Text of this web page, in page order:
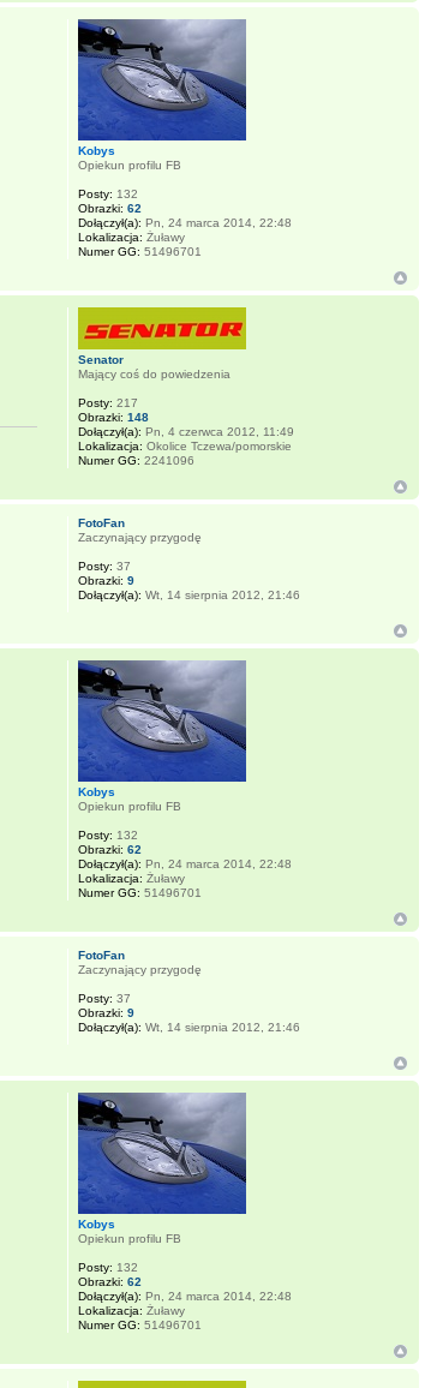
Kobys
Opiekun profilu FB
Posty: 132
Obrazki: 62
Dołączył(a): Pn, 24 marca 2014, 22:48
Lokalizacja: Żuławy
Numer GG: 51496701
Senator
Mający coś do powiedzenia
Posty: 217
Obrazki: 148
Dołączył(a): Pn, 4 czerwca 2012, 11:49
Lokalizacja: Okolice Tczewa/pomorskie
Numer GG: 2241096
FotoFan
Zaczynający przygodę
Posty: 37
Obrazki: 9
Dołączył(a): Wt, 14 sierpnia 2012, 21:46
Kobys
Opiekun profilu FB
Posty: 132
Obrazki: 62
Dołączył(a): Pn, 24 marca 2014, 22:48
Lokalizacja: Żuławy
Numer GG: 51496701
FotoFan
Zaczynający przygodę
Posty: 37
Obrazki: 9
Dołączył(a): Wt, 14 sierpnia 2012, 21:46
Kobys
Opiekun profilu FB
Posty: 132
Obrazki: 62
Dołączył(a): Pn, 24 marca 2014, 22:48
Lokalizacja: Żuławy
Numer GG: 51496701